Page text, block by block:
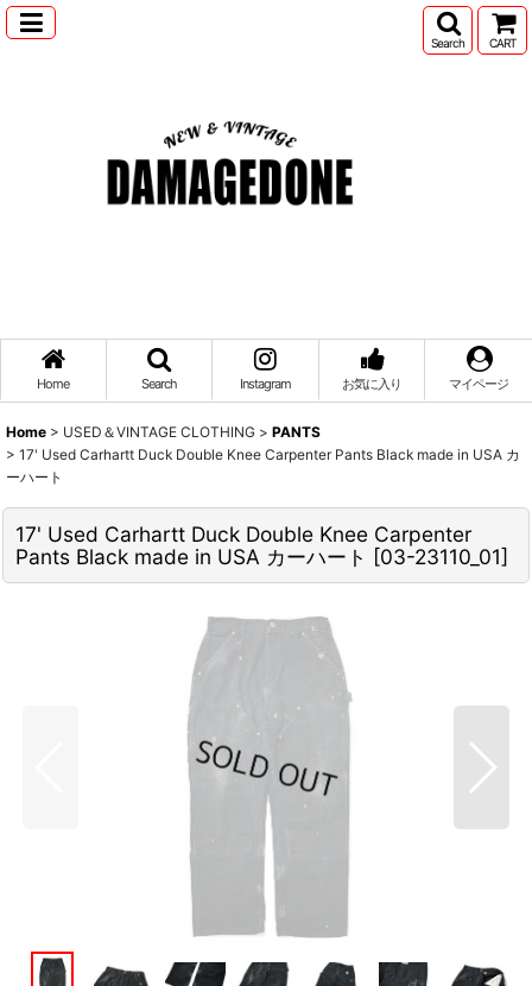
Search CART
Home Search Instagram お気に入り マイページ
Home > USED＆VINTAGE CLOTHING > PANTS
> 17' Used Carhartt Duck Double Knee Carpenter Pants Black made in USA カ
ーハート
17' Used Carhartt Duck Double Knee Carpenter
Pants Black made in USA カーハート [03-23110_01]